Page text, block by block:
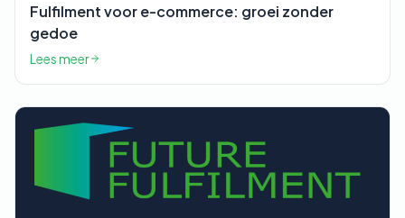
Fulfilment voor e-commerce: groei zonder
gedoe
Lees meer